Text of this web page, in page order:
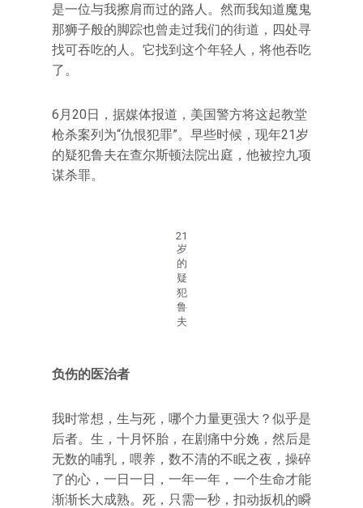
是一位与我擦肩而过的路人。然而我知道魔鬼
那狮子般的脚踪也曾走过我们的街道，四处寻
找可吞吃的人。它找到这个年轻人，将他吞吃
了。
6月20日，据媒体报道，美国警方将这起教堂
枪杀案列为“仇恨犯罪”。早些时候，现年21岁
的疑犯鲁夫在查尔斯顿法院出庭，他被控九项
谋杀罪。
21
岁
的
疑
犯
鲁
夫
负伤的医治者
我时常想，生与死，哪个力量更强大？似乎是
后者。生，十月怀胎，在剧痛中分娩，然后是
无数的哺乳，喂养，数不清的不眠之夜，操碎
了的心，一日一日，一年一年，一个生命才能
渐渐长大成熟。死，只需一秒，扣动扳机的瞬